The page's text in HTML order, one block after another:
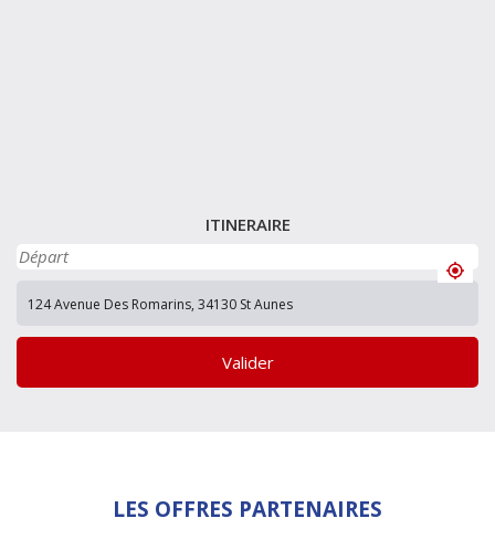
ITINERAIRE
Valider
LES OFFRES PARTENAIRES